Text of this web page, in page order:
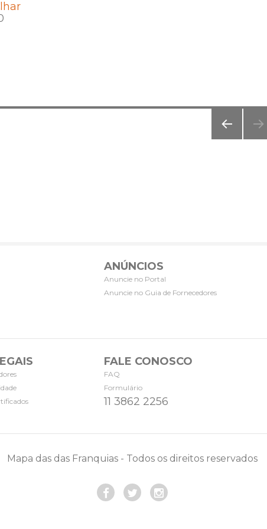
ANÚNCIOS
Anuncie no Portal
Anuncie no Guia de Fornecedores
FALE CONOSCO
FAQ
Formulário
11 3862 2256
Mapa das das Franquias - Todos os direitos reservados